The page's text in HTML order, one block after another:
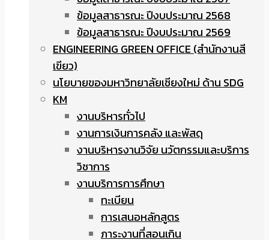
ข้อมูลสาธารณะ ปีงบประมาณ 2568
ข้อมูลสาธารณะ ปีงบประมาณ 2569
ENGINEERING GREEN OFFICE (สำนักงานสี
เขียว)
นโยบายของมหาวิทยาลัยเชียงใหม่ ด้าน SDG
KM
งานบริหารทั่วไป
งานการเงินการคลัง และพัสดุ
งานบริหารงานวิจัย นวัตกรรมและบริการ
วิชาการ
งานบริการการศึกษา
ทะเบียน
การเสนอหลักสูตร
ภาระงานที่สอนเกิน